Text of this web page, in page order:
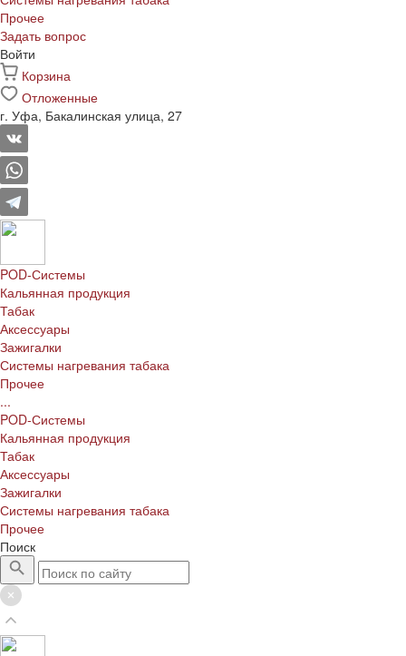
Прочее
Задать вопрос
Войти
Корзина
Отложенные
г. Уфа, Бакалинская улица, 27
POD-Системы
Кальянная продукция
Табак
Аксессуары
Зажигалки
Системы нагревания табака
Прочее
...
POD-Системы
Кальянная продукция
Табак
Аксессуары
Зажигалки
Системы нагревания табака
Прочее
Поиск